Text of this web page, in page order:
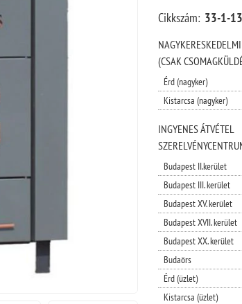
Cikkszám: 33-1-
(CSAK
Érd (nagyker)
Kistarcsa (nagyker)
INGYENES ÁTVÉTEL
Budapest II.kerület
Budapest III. kerület
Budapest XV. kerület
Budapest XVII. kerület
Budapest XX. kerület
Budaörs
Érd (üzlet)
Kistarcsa (üzlet)